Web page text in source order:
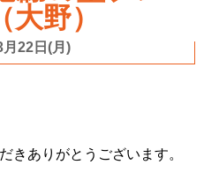
野）
22日(月)
きありがとうございます。